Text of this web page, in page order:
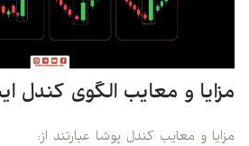
مزایا و معایب الگوی کندل
مزایا و معایب کندل پوشا عبارتند از: